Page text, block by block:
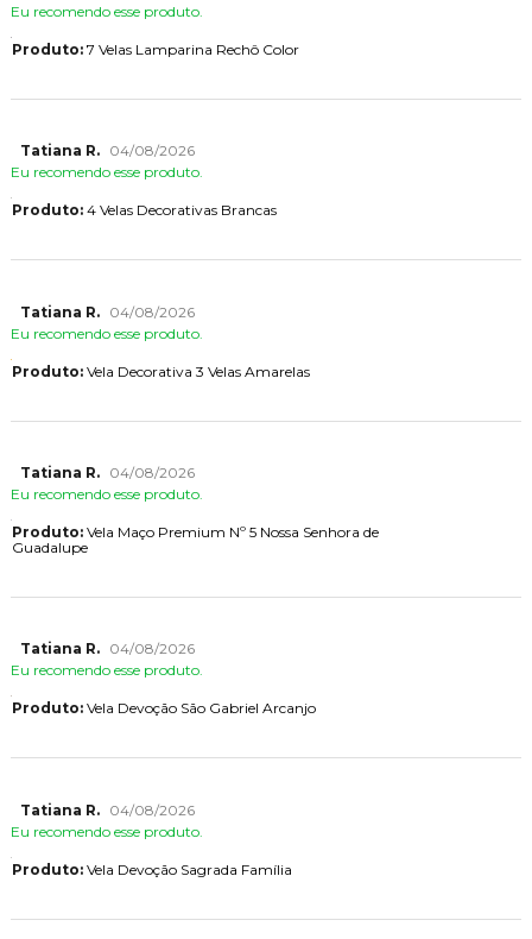
Eu recomendo esse produto.
Produto:7 Velas Lamparina Rechô Color
Tatiana R.
04/08/2026
Eu recomendo esse produto.
Produto:4 Velas Decorativas Brancas
Tatiana R.
04/08/2026
Eu recomendo esse produto.
Produto:Vela Decorativa 3 Velas Amarelas
Tatiana R.
04/08/2026
Eu recomendo esse produto.
Produto:Vela Maço Premium Nº 5 Nossa Senhora de
Guadalupe
Tatiana R.
04/08/2026
Eu recomendo esse produto.
Produto:Vela Devoção São Gabriel Arcanjo
Tatiana R.
04/08/2026
Eu recomendo esse produto.
Produto:Vela Devoção Sagrada Família